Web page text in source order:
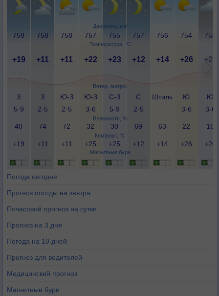
Давление, мм
Температура, °C
Ветер, метр/с
Влажность, %
Комфорт, °C
Магнитные бури
758 758 758 757 755 757 756 754 752
+19 +11 +11 +22 +23 +12 +14 +26 +28
З
5-9
З
2-5
Ю-З
2-5
Ю-З
3-6
С-З
5-9
С
2-5
Штиль
Ю
3-6
Ю
3-6
40 74 72 32 30 69 63 22 16
+19 +11 +11 +25 +25 +12 +14 +26 +26
Погода сегодня
Прогноз погоды на завтра
Почасовой прогноз на сутки
Прогноз на 3 дня
Погода на 10 дней
Прогноз для водителей
Медицинский прогноз
Магнитные бури